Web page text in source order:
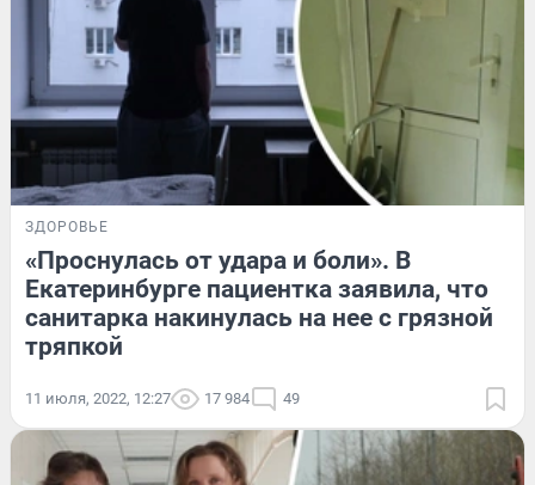
ЗДОРОВЬЕ
«Проснулась от удара и боли». В
Екатеринбурге пациентка заявила, что
санитарка накинулась на нее с грязной
тряпкой
11 июля, 2022, 12:27 17 984 49